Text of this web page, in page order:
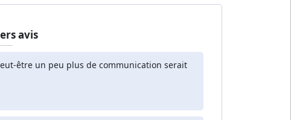
avis
être un peu plus de communication serait